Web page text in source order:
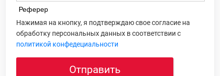
Реферер
Нажимая на кнопку, я подтверждаю свое согласие на
обработку персональных данных в соответствии с
политикой конфедециальности
Отправить